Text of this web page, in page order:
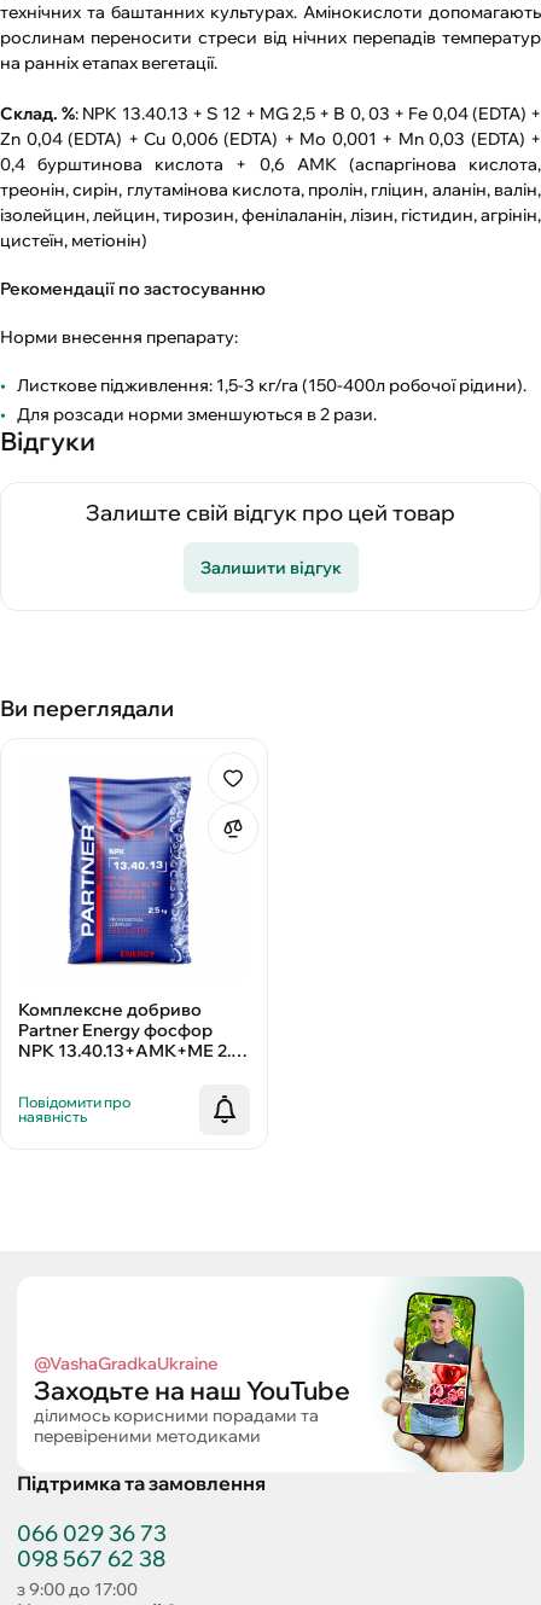
технічних та баштанних культурах. Амінокислоти допомагають
рослинам переносити стреси від нічних перепадів температур
на ранніх етапах вегетації.
Склад. %: NPK 13.40.13 + S 12 + MG 2,5 + В 0, 03 + Fe 0,04 (EDTA) +
Zn 0,04 (EDTA) + Cu 0,006 (EDTA) + Mo 0,001 + Mn 0,03 (EDTA) +
0,4 бурштинова кислота + 0,6 АМК (аспаргінова кислота,
треонін, сирін, глутамінова кислота, пролін, гліцин, аланін, валін,
ізолейцин, лейцин, тирозин, фенілаланін, лізин, гістидин, агрінін,
цистеїн, метіонін)
Рекомендації по застосуванню
Норми внесення препарату:
Листкове підживлення: 1,5-3 кг/га (150-400л робочої рідини).
Для розсади норми зменшуються в 2 рази.
Відгуки
Залиште свій відгук про цей товар
Залишити відгук
Ви переглядали
Комплексне добриво
Partner Energy фосфор
NPK 13.40.13+АМК+МЕ 2.5
Повідомити про
наявність
@VashaGradkaUkraine
Заходьте на наш YouTube
ділимось корисними порадами та
перевіреними методиками
Підтримка та замовлення
066 029 36 73
098 567 62 38
з 9:00 до 17:00